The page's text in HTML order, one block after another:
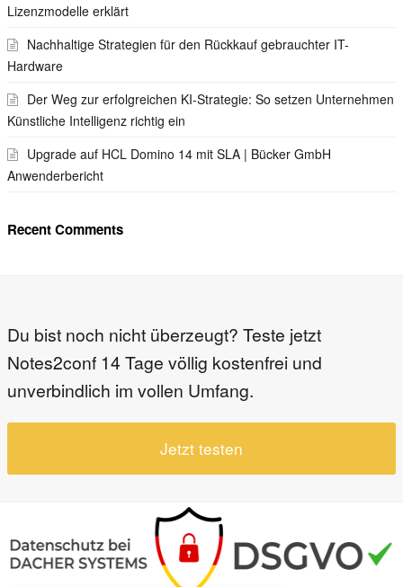
Lizenzmodelle erklärt
Nachhaltige Strategien für den Rückkauf gebrauchter IT-
Hardware
Der Weg zur erfolgreichen KI-Strategie: So setzen Unternehmen
Künstliche Intelligenz richtig ein
Upgrade auf HCL Domino 14 mit SLA | Bücker GmbH
Anwenderbericht
Recent Comments
Du bist noch nicht überzeugt? Teste jetzt
Notes2conf 14 Tage völlig kostenfrei und
unverbindlich im vollen Umfang.
Jetzt testen